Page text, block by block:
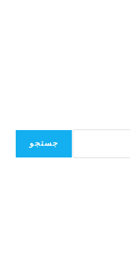
جستجو